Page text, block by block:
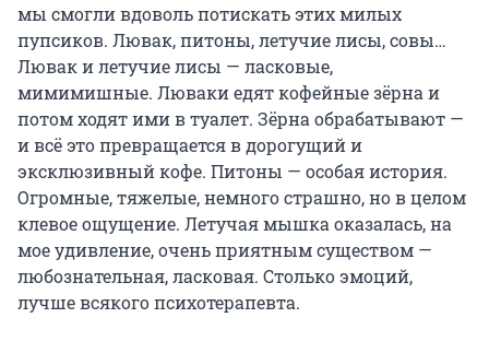
мы смогли вдоволь потискать этих милых
пупсиков. Лювак, питоны, летучие лисы, совы…
Лювак и летучие лисы — ласковые,
мимимишные. Люваки едят кофейные зёрна и
потом ходят ими в туалет. Зёрна обрабатывают —
и всё это превращается в дорогущий и
эксклюзивный кофе. Питоны — особая история.
Огромные, тяжелые, немного страшно, но в целом
клевое ощущение. Летучая мышка оказалась, на
мое удивление, очень приятным существом —
любознательная, ласковая. Столько эмоций,
лучше всякого психотерапевта.